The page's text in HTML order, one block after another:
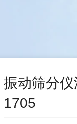
振动筛分
1705